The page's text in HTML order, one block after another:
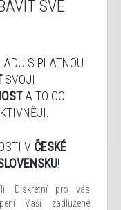
SVÉ
S PLATNOU
SVOJI
A TO CO
V ČESKÉ
!
Diskrétní pro vás
Vaší zadlužené